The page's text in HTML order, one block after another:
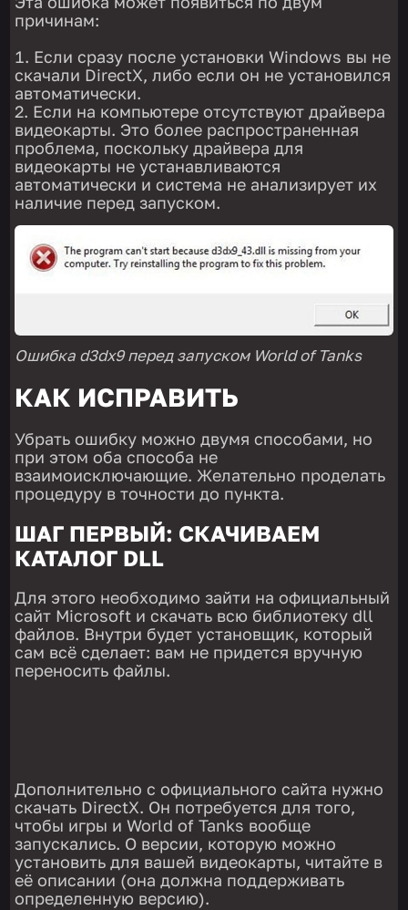
причинам:
Если сразу после установки Windows вы не
скачали DirectX, либо если он не установился
автоматически.
Если на компьютере отсутствуют драйвера
видеокарты. Это более распространенная
проблема, поскольку драйвера для
видеокарты не устанавливаются
автоматически и система не анализирует их
наличие перед запуском.
Ошибка d3dx9 перед запуском World of Tanks
КАК ИСПРАВИТЬ
Убрать ошибку можно двумя способами, но
при этом оба способа не
взаимоисключающие. Желательно проделать
процедуру в точности до пункта.
ШАГ ПЕРВЫЙ: СКАЧИВАЕМ
КАТАЛОГ DLL
Для этого необходимо зайти на официальный
сайт Microsoft и скачать всю библиотеку dll
файлов. Внутри будет установщик, который
сам всё сделает: вам не придется вручную
переносить файлы.
Дополнительно с официального сайта нужно
скачать DirectX. Он потребуется для того,
чтобы игры и World of Tanks вообще
запускались. О версии, которую можно
установить для вашей видеокарты, читайте в
её описании (она должна поддерживать
определенную версию).